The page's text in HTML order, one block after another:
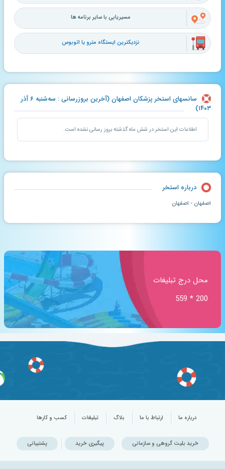
مسیریابی با سایر برنامه ها
نزدیکترین ایستگاه مترو یا اتوبوس
سانسهای استخر پزشکان اصفهان (آخرین بروزرسانی : سه‌شنبه ۶ آذر
۱۴۰۳)
اطلاعات این استخر در شش ماه گذشته بروز رسانی نشده است.
درباره استخر
اصفهان - اصفهان
محل درج تبلیغات
200 * 559
درباره ما ارتباط با ما بلاگ تبلیغات کسب و کارها
خرید بلیت گروهی و سازمانی پیگیری خرید پشتیبانی